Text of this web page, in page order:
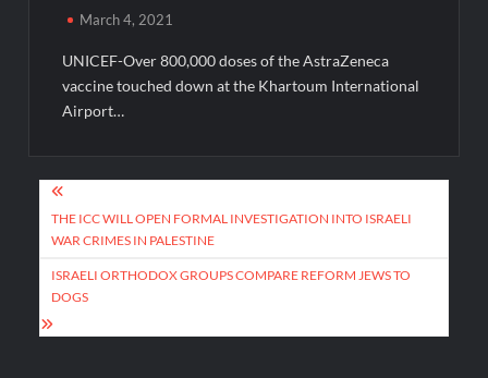
March 4, 2021
UNICEF-Over 800,000 doses of the AstraZeneca
vaccine touched down at the Khartoum International
Airport…
Post
navigation
THE ICC WILL OPEN FORMAL INVESTIGATION INTO ISRAELI
WAR CRIMES IN PALESTINE
ISRAELI ORTHODOX GROUPS COMPARE REFORM JEWS TO
DOGS